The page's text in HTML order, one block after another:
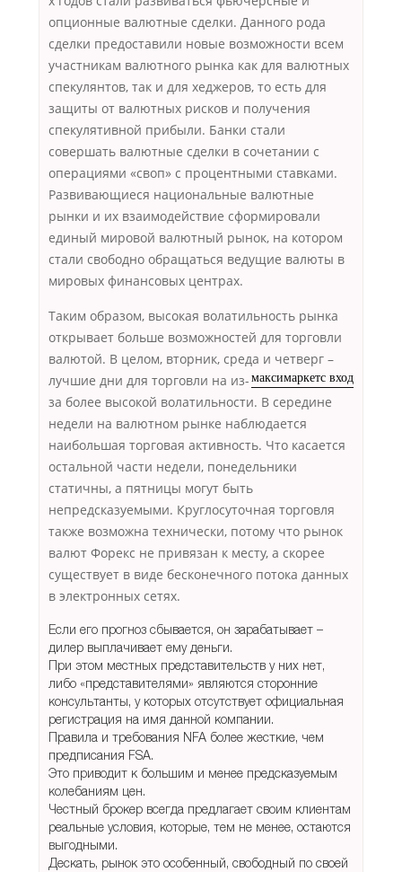
опционные валютные сделки. Данного рода
сделки предоставили новые возможности всем
участникам валютного рынка как для валютных
спекулянтов, так и для хеджеров, то есть для
защиты от валютных рисков и получения
спекулятивной прибыли. Банки стали
совершать валютные сделки в сочетании с
операциями «своп» с процентными ставками.
Развивающиеся национальные валютные
рынки и их взаимодействие сформировали
единый мировой валютный рынок, на котором
стали свободно обращаться ведущие валюты в
мировых финансовых центрах.
Таким образом, высокая волатильность рынка
открывает больше возможностей для торговли
валютой. В целом, вторник, среда и четверг –
лучшие дни для торговли на
максимаркетс вход
из-
за более высокой волатильности. В середине
недели на валютном рынке наблюдается
наибольшая торговая активность. Что касается
остальной части недели, понедельники
статичны, а пятницы могут быть
непредсказуемыми. Круглосуточная торговля
также возможна технически, потому что рынок
валют Форекс не привязан к месту, а скорее
существует в виде бесконечного потока данных
в электронных сетях.
Если его прогноз сбывается, он зарабатывает –
дилер выплачивает ему деньги.
При этом местных представительств у них нет,
либо «представителями» являются сторонние
консультанты, у которых отсутствует официальная
регистрация на имя данной компании.
Правила и требования NFA более жесткие, чем
предписания FSA.
Это приводит к большим и менее предсказуемым
колебаниям цен.
Честный брокер всегда предлагает своим клиентам
реальные условия, которые, тем не менее, остаются
выгодными.
Дескать, рынок это особенный, свободный по своей